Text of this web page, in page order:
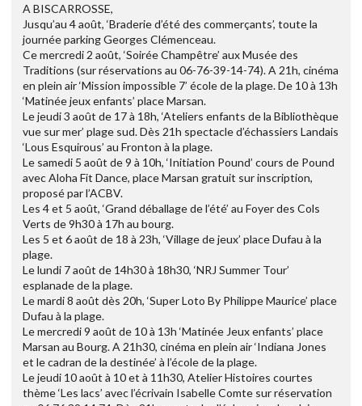
A BISCARROSSE,
Jusqu’au 4 août, ‘Braderie d’été des commerçants’, toute la
journée parking Georges Clémenceau.
Ce mercredi 2 août, ‘Soirée Champêtre’ aux Musée des
Traditions (sur réservations au 06-76-39-14-74). A 21h, cinéma
en plein air ‘Mission impossible 7’ école de la plage. De 10 à 13h
‘Matinée jeux enfants’ place Marsan.
Le jeudi 3 août de 17 à 18h, ‘Ateliers enfants de la Bibliothèque
vue sur mer’ plage sud. Dès 21h spectacle d’échassiers Landais
‘Lous Esquirous’ au Fronton à la plage.
Le samedi 5 août de 9 à 10h, ‘Initiation Pound’ cours de Pound
avec Aloha Fit Dance, place Marsan gratuit sur inscription,
proposé par l’ACBV.
Les 4 et 5 août, ‘Grand déballage de l’été’ au Foyer des Cols
Verts de 9h30 à 17h au bourg.
Les 5 et 6 août de 18 à 23h, ‘Village de jeux’ place Dufau à la
plage.
Le lundi 7 août de 14h30 à 18h30, ‘NRJ Summer Tour’
esplanade de la plage.
Le mardi 8 août dès 20h, ‘Super Loto By Philippe Maurice’ place
Dufau à la plage.
Le mercredi 9 août de 10 à 13h ‘Matinée Jeux enfants’ place
Marsan au Bourg. A 21h30, cinéma en plein air ‘Indiana Jones
et le cadran de la destinée’ à l’école de la plage.
Le jeudi 10 août à 10 et à 11h30, Atelier Histoires courtes
thème ‘Les lacs’ avec l’écrivain Isabelle Comte sur réservation